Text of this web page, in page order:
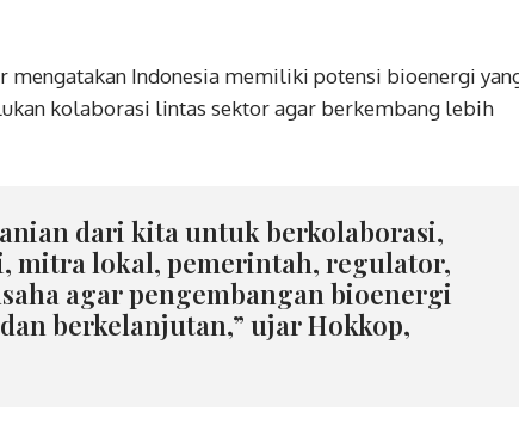
mengatakan Indonesia memiliki potensi bioenergi
kolaborasi lintas sektor agar berkembang lebih
dari kita untuk berkolaborasi,
mitra lokal, pemerintah, regulator,
agar pengembangan bioenergi
berkelanjutan,” ujar Hokkop,